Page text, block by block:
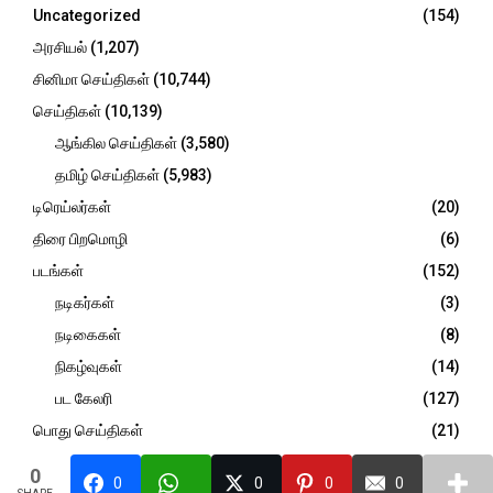
:Uncategorized
(154)
அரசியல் (1,207)
சினிமா செய்திகள் (10,744)
செய்திகள் (10,139)
ஆங்கில செய்திகள் (3,580)
தமிழ் செய்திகள் (5,983)
டிரெய்லர்கள்
(20)
திரை பிறமொழி
(6)
படங்கள்
(152)
நடிகர்கள்
(3)
நடிகைகள்
(8)
நிகழ்வுகள்
(14)
பட கேலரி
(127)
பொது செய்திகள்
(21)
விமர்சனம்
(946)
0 0 0 0 0